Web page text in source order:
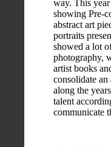
way. This
showing Pre-
abstract art
portraits
showed a lot
photography,
artist books
consolidate an
along the
talent
communicate